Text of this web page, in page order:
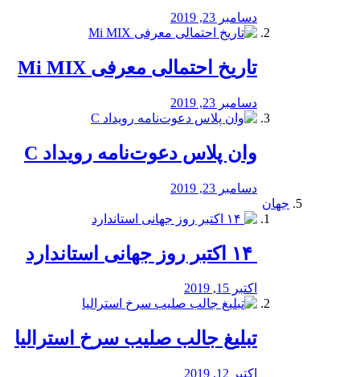
دسامبر 23, 2019
تاریخ احتمالی معرفی Mi MIX
دسامبر 23, 2019
وان پلاس دعوت‌نامه رویداد C
دسامبر 23, 2019
جهان
اکتبر 15, 2019
تبلیغ جالب صلیب سرخ استرالیا
اکتبر 12, 2019